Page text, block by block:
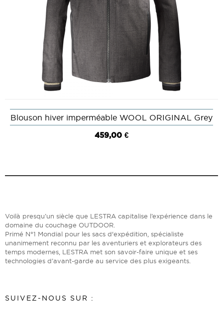
Blouson hiver imperméable WOOL ORIGINAL Grey
459,00 €
Voilà presqu’un siècle que LESTRA capitalise l’expérience dans le
domaine du couchage OUTDOOR.
Primé N°1 Mondial pour les sacs d'expédition, spécialiste
unanimement reconnu par les aventuriers et explorateurs des
temps modernes, LESTRA met son savoir-faire unique et ses
technologies d’avant-garde au service des plus exigeants.
SUIVEZ-NOUS SUR :